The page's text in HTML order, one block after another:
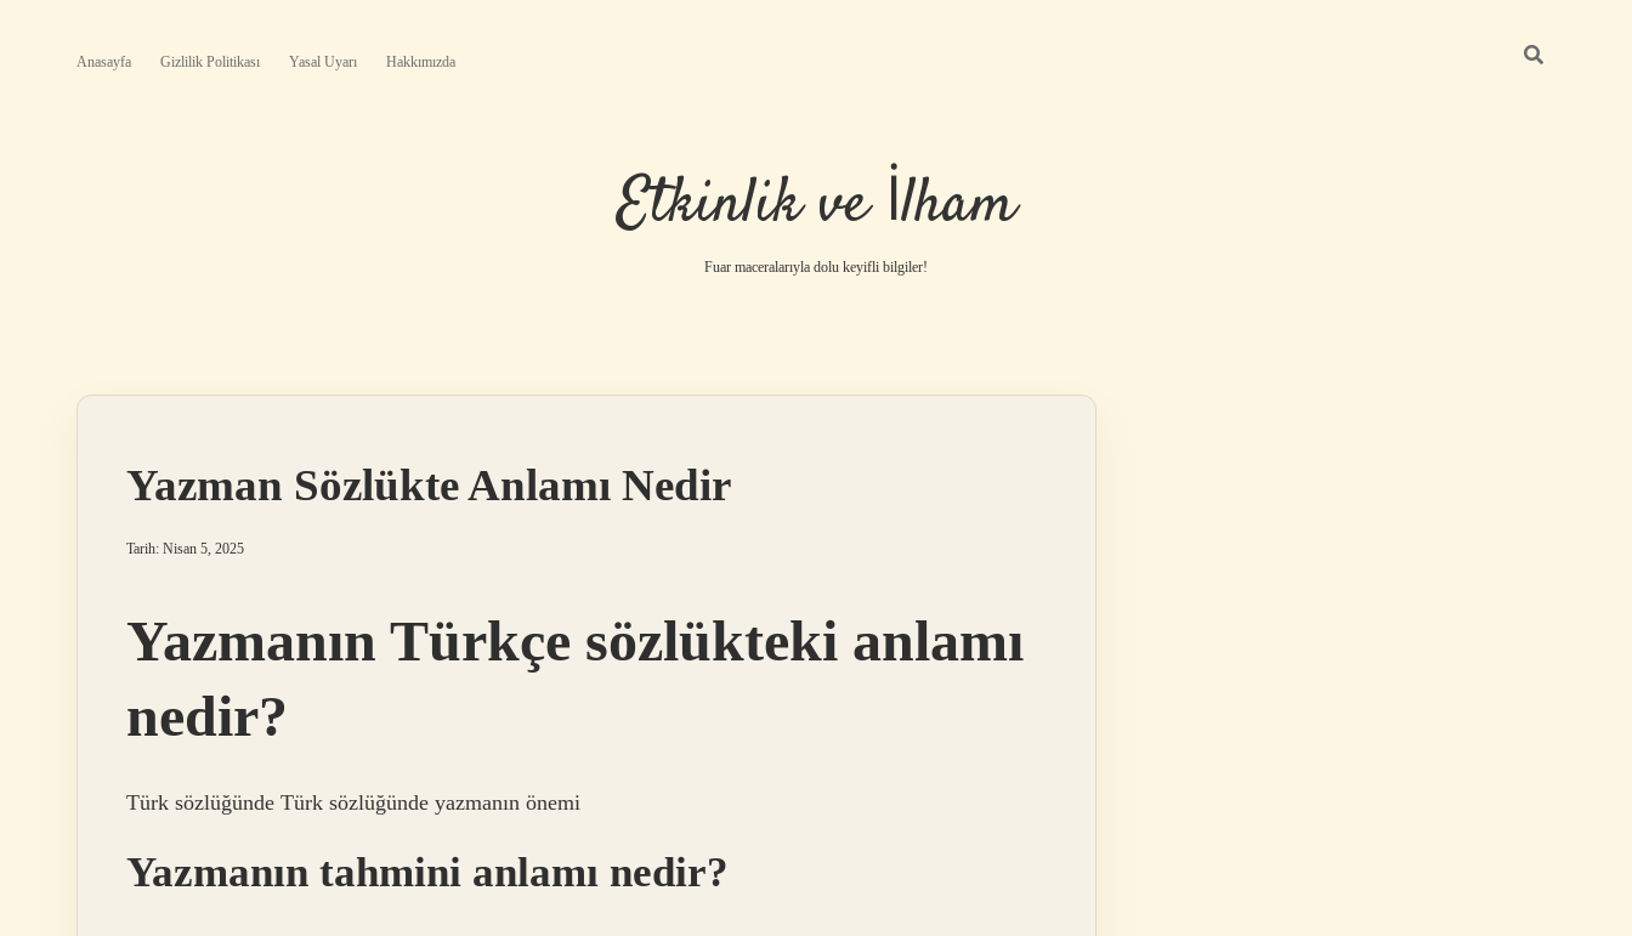
Anasayfa Gizlilik Politikası Yasal Uyarı Hakkımızda
Etkinlik ve İlham
Fuar maceralarıyla dolu keyifli bilgiler!
Yazman Sözlükte Anlamı Nedir
Tarih: Nisan 5, 2025
Yazmanın Türkçe sözlükteki anlamı
nedir?
Türk sözlüğünde Türk sözlüğünde yazmanın önemi
Yazmanın tahmini anlamı nedir?